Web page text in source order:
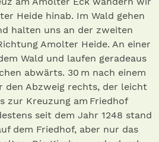
Heide hinab. Im Wald gehen
halten uns an der zweiten
Amolter Heide. An einer
Wald und laufen geradeaus
abwärts. 30 m nach einem
den Abzweig rechts, der leicht
zur Kreuzung am Friedhof
seit dem Jahr 1248 stand
dem Friedhof, aber nur das